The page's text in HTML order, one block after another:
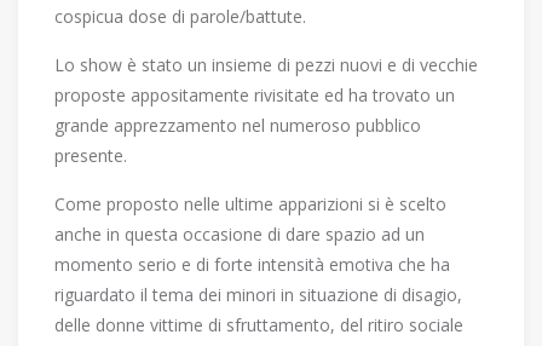
cospicua dose di parole/battute.
Lo show è stato un insieme di pezzi nuovi e di vecchie
proposte appositamente rivisitate ed ha trovato un
grande apprezzamento nel numeroso pubblico
presente.
Come proposto nelle ultime apparizioni si è scelto
anche in questa occasione di dare spazio ad un
momento serio e di forte intensità emotiva che ha
riguardato il tema dei minori in situazione di disagio,
delle donne vittime di sfruttamento, del ritiro sociale